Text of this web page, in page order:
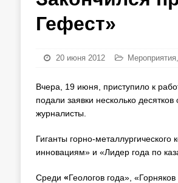
Гефест»
20 июня 2012 Мероприятия,
Вчера, 19 июня, приступило к
подали заявки несколько
журналисты.
Гиганты горно-
инновациям» и «Лидер года по
Среди «Геологов года», «Горняков